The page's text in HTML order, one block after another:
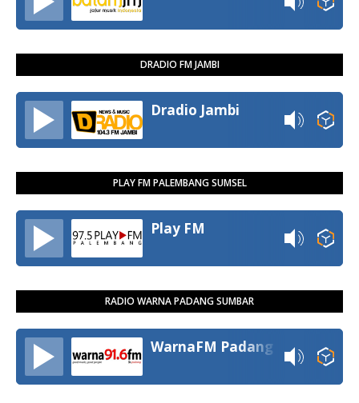
DRADIO FM JAMBI
Dradio Jambi
PLAY FM PALEMBANG SUMSEL
Play FM
RADIO WARNA PADANG SUMBAR
WarnaFM Padang